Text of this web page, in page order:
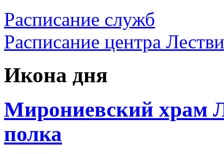
Расписание служб
Расписание центра
Икона дня
Мирониевский храм
полка